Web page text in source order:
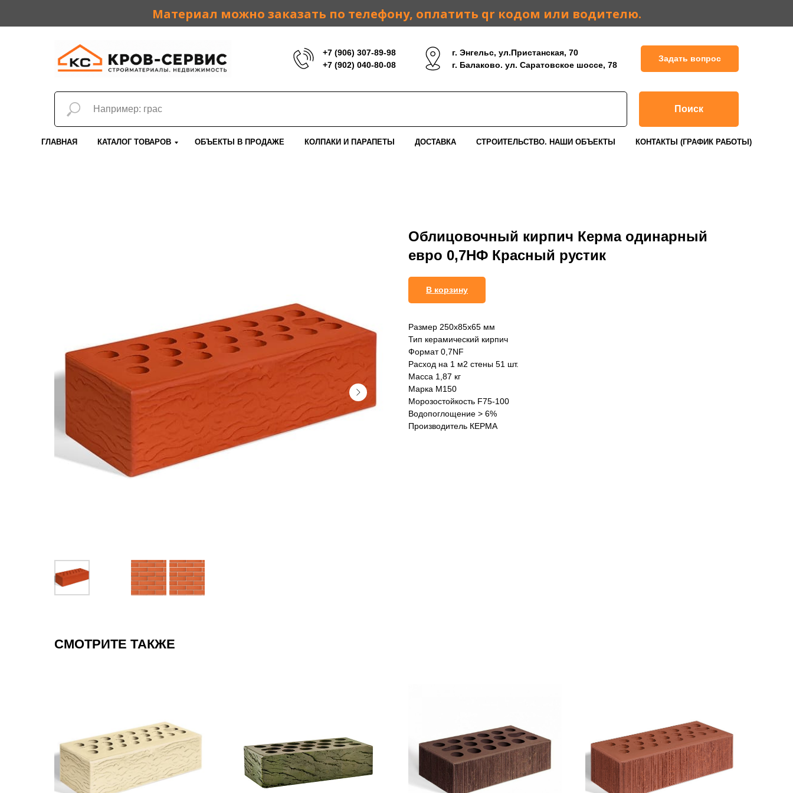
Материал можно заказать по телефону, оплатить qr кодом или водителю.
+7 (906) 307-89-98
+7 (902) 040-80-08
г. Энгельс, ул.Пристанская, 70
г. Балаково. ул. Саратовское шоссе, 78
Задать вопрос
Поиск
ГЛАВНАЯ КАТАЛОГ ТОВАРОВ ОБЪЕКТЫ В ПРОДАЖЕ КОЛПАКИ И ПАРАПЕТЫ ДОСТАВКА СТРОИТЕЛЬСТВО. НАШИ ОБЪЕКТЫ КОНТАКТЫ (ГРАФИК РАБОТЫ)
Облицовочный кирпич Керма одинарный
евро 0,7НФ Красный рустик
В корзину
Размер 250x85x65 мм
Тип керамический кирпич
Формат 0,7NF
Расход на 1 м2 стены 51 шт.
Масса 1,87 кг
Марка М150
Морозостойкость F75-100
Водопоглощение > 6%
Производитель КЕРМА
СМОТРИТЕ ТАКЖЕ